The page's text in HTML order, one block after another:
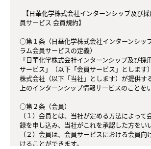
員サービス 会員規約】
○第１条（日華化学株式会社インターンシッ
ラム会員サービスの定義）
「日華化学株式会社インターンシップ及び採
サービス」（以下「会員サービス」とします
株式会社（以下「当社」とします）が提供す
上のインターンシップ情報サービスのことを
○第２条（会員）
（１）会員とは、当社が定める方法によって
録を申し込み、当社がこれを承認した方をい
（２）会員は、会員サービスにおける会員向
けることができます。